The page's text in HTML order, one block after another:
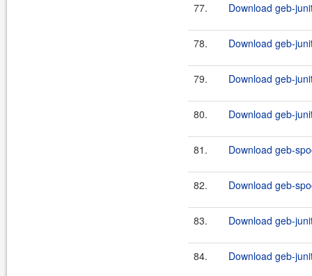
77. Download geb-
78. Download geb-
79. Download geb-
80. Download geb-
81. Download geb-
82. Download geb-
83. Download geb-
84. Download geb-